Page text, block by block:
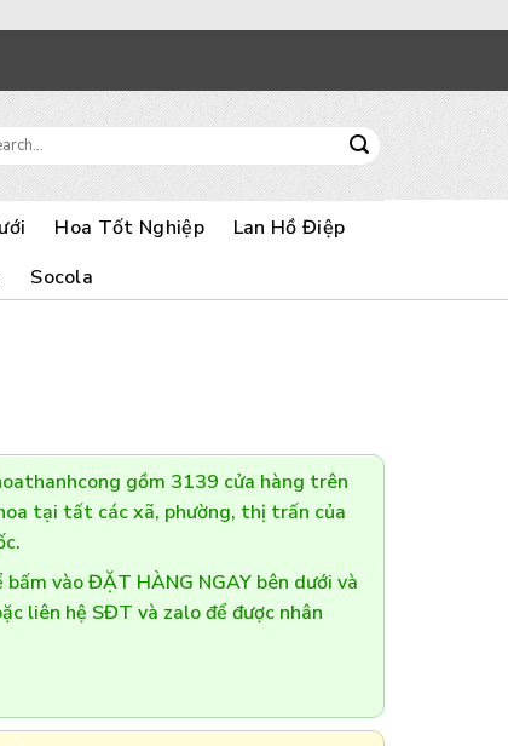
Hoa Tốt Nghiệp
Lan Hồ Điệp
Socola
gồm 3139 cửa hàng trên
tại tất các xã, phường, thị trấn của
vào ĐẶT HÀNG NGAY bên dưới và
liên hệ SĐT và zalo để được nhân